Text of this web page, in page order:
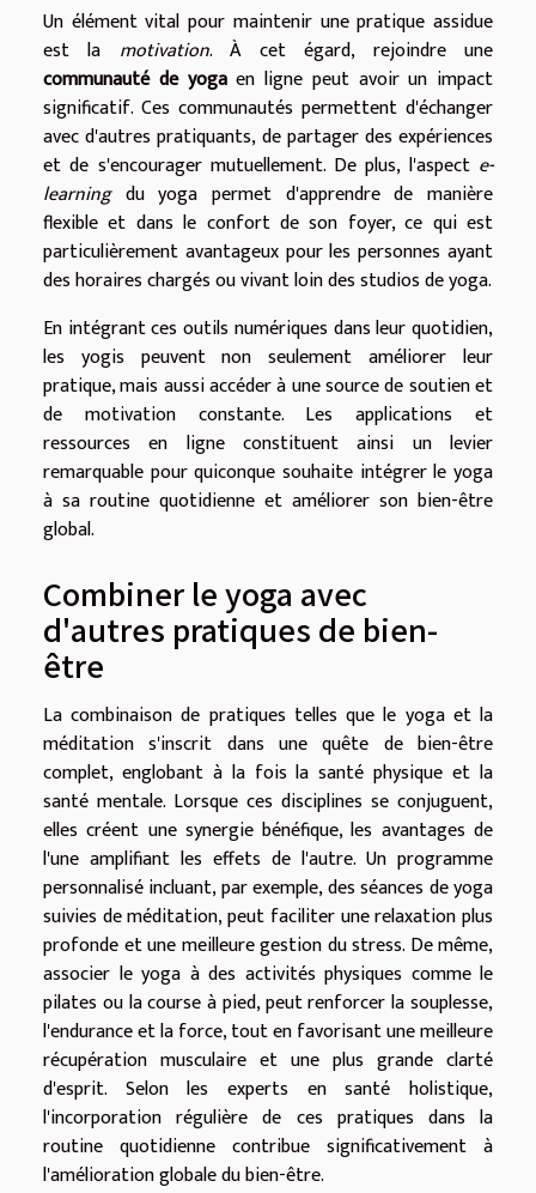
Un élément vital pour maintenir une pratique assidue
est la motivation. À cet égard, rejoindre une
communauté de yogaen ligne peut avoir un impact
significatif. Ces communautés permettent d'échanger
avec d'autres pratiquants, de partager des expériences
et de s'encourager mutuellement. De plus, l'aspect e-
learningdu yoga permet d'apprendre de manière
flexible et dans le confort de son foyer, ce qui est
particulièrement avantageux pour les personnes ayant
des horaires chargés ou vivant loin des studios de yoga.
En intégrant ces outils numériques dans leur quotidien,
les yogis peuvent non seulement améliorer leur
pratique, mais aussi accéder à une source de soutien et
de motivation constante. Les applications et
ressources en ligne constituent ainsi un levier
remarquable pour quiconque souhaite intégrer le yoga
à sa routine quotidienne et améliorer son bien-être
global.
Combiner le yoga avec
d'autres pratiques de bien-
être
La combinaison de pratiques telles que le yoga et la
méditation s'inscrit dans une quête de bien-être
complet, englobant à la fois la santé physique et la
santé mentale. Lorsque ces disciplines se conjuguent,
elles créent une synergie bénéfique, les avantages de
l'une amplifiant les effets de l'autre. Un programme
personnalisé incluant, par exemple, des séances de yoga
suivies de méditation, peut faciliter une relaxation plus
profonde et une meilleure gestion du stress. De même,
associer le yoga à des activités physiques comme le
pilates ou la course à pied, peut renforcer la souplesse,
l'endurance et la force, tout en favorisant une meilleure
récupération musculaire et une plus grande clarté
d'esprit. Selon les experts en santé holistique,
l'incorporation régulière de ces pratiques dans la
routine quotidienne contribue significativement à
l'amélioration globale du bien-être.